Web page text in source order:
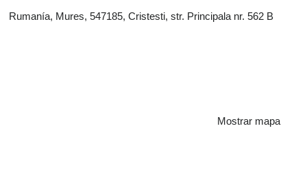
Rumanía, Mures, 547185, Cristesti, str. Principala nr. 562 B
Mostrar mapa